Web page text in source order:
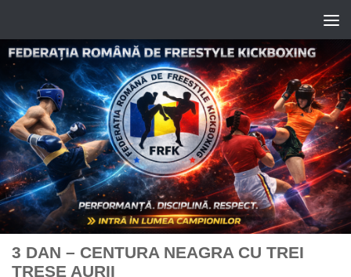
3 DAN – CENTURA NEAGRA CU TREI
TRESE AURII